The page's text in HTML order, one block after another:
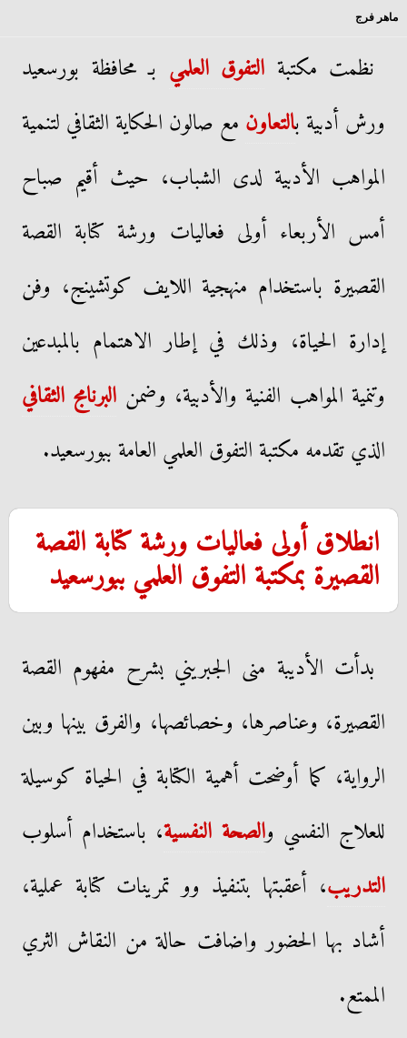
ماهر فرج
نظمت مكتبة التفوق العلمي بـ محافظة بورسعيد
ورش أدبية بالتعاون مع صالون الحكاية الثقافي لتنمية
المواهب الأدبية لدى الشباب، حيث أقيم صباح
أمس الأربعاء أولى فعاليات ورشة كتابة القصة
القصيرة باستخدام منهجية اللايف كوتشينج، وفن
إدارة الحياة، وذلك في إطار الاهتمام بالمبدعين
وتنمية المواهب الفنية والأدبية، وضمن البرنامج الثقافي
الذي تقدمه مكتبة التفوق العلمي العامة ببورسعيد.
انطلاق أولى فعاليات ورشة كتابة القصة
القصيرة بمكتبة التفوق العلمي ببورسعيد
بدأت الأديبة منى الجبريني بشرح مفهوم القصة
القصيرة، وعناصرها، وخصائصها، والفرق بينها وبين
الرواية، كما أوضحت أهمية الكتابة في الحياة كوسيلة
للعلاج النفسي والصحة النفسية، باستخدام أسلوب
التدريب، أعقبتها بتنفيذ وو تمرينات كتابة عملية،
أشاد بها الحضور واضافت حالة من النقاش الثري
الممتع.